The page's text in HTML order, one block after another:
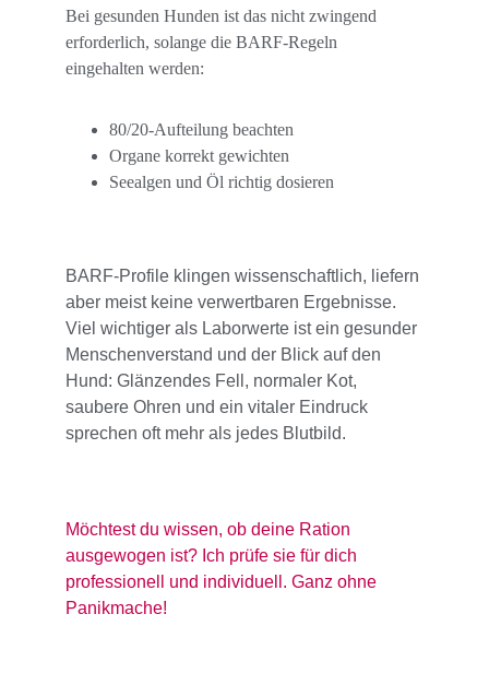
Bei gesunden Hunden ist das nicht zwingend
erforderlich, solange die BARF-Regeln
eingehalten werden:
80/20-Aufteilung beachten
Organe korrekt gewichten
Seealgen und Öl richtig dosieren
BARF-Profile klingen wissenschaftlich, liefern
aber meist keine verwertbaren Ergebnisse.
Viel wichtiger als Laborwerte ist ein gesunder
Menschenverstand und der Blick auf den
Hund: Glänzendes Fell, normaler Kot,
saubere Ohren und ein vitaler Eindruck
sprechen oft mehr als jedes Blutbild.
Möchtest du wissen, ob deine Ration
ausgewogen ist? Ich prüfe sie für dich
professionell und individuell. Ganz ohne
Panikmache!